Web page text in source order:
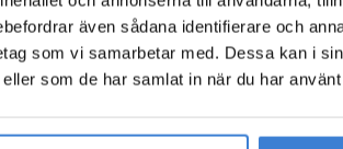
även sådana identifierare och
som vi samarbetar med. Dessa kan i
som de har samlat in när du har
KR
Lägg till i favoriter